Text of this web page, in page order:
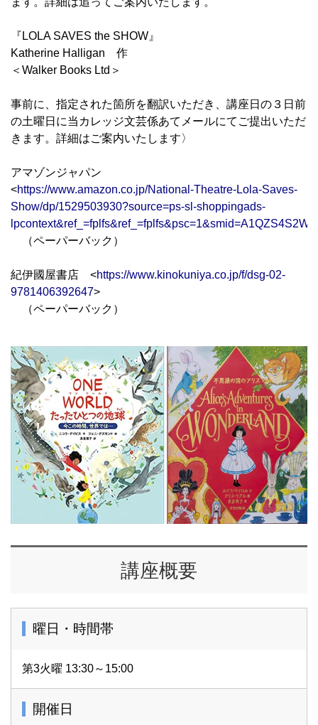
『LOLA SAVES the SHOW』
Katherine Halligan 作
＜Walker Books Ltd＞
事前に、指定された箇所を翻訳いただき、講座日の３日前
の土曜日に当カレッジ文芸係あてメールにてご提出いただ
きます。詳細はご案内いたします〉
アマゾンジャパン
<https://www.amazon.co.jp/National-Theatre-Lola-Saves-
Show/dp/1529503930?source=ps-sl-shoppingads-
（ペーパーバック）
紀伊國屋書店 <https://www.kinokuniya.co.jp/f/dsg-02-
9781406392647>
（ペーパーバック）
講座概要
曜日・時間帯
第3火曜 13:30～15:00
開催日